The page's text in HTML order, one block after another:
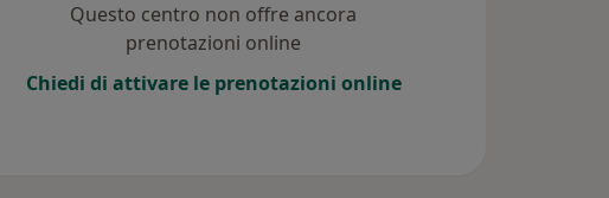
Questo centro non offre ancora
prenotazioni online
Chiedi di attivare le prenotazioni online